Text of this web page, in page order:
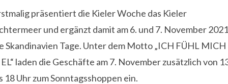
präsentiert die Kieler Woche das Kieler
und ergänzt damit am 6. und 7. November 2021
Skandinavien Tage. Unter dem Motto „ICH FÜHL MICH
laden die Geschäfte am 7. November zusätzlich von
18 Uhr zum Sonntagsshoppen ein.